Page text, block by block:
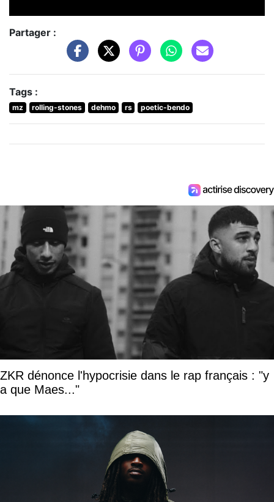
Partager :
Tags :
mz rolling-stones dehmo rs poetic-bendo
ZKR dénonce l'hypocrisie dans le rap français : "y
a que Maes..."